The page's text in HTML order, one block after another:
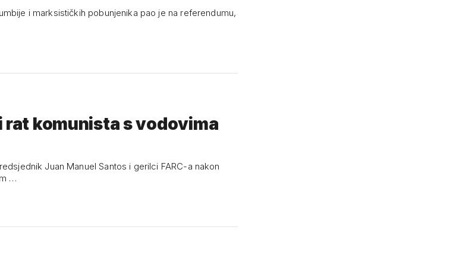
i marksističkih pobunjenika pao je na referendumu,
rat komunista s vodovima
Juan Manuel Santos i gerilci FARC-a nakon
…